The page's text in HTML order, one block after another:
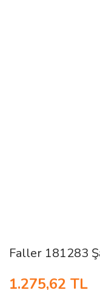
Faller 181283
1.275,62 TL